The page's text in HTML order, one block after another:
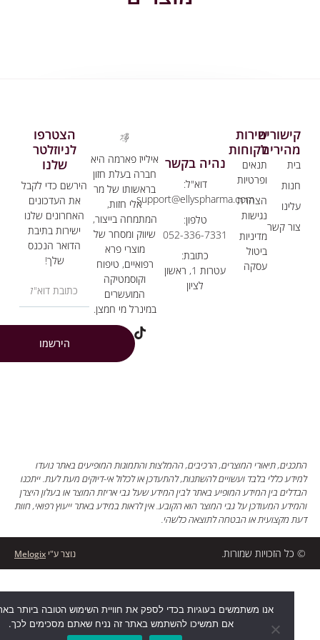
אילייז פארמה היא
חברה בעלת חזון
בראשותו של מר
אלי חזות,
המתמחה בייצור,
שיווק ומסחר של
מוצרי פרא
רפואיים, טיפוח
וקוסמטיקה
המועשרים
במינרל מי חמצן.
שירות
לקוחות
תנאים
ופרטיות
הצהרת
מדיניות
קשר
נהיה בקשר
support@ellyspharma.com
052-336-7331
כתובת:
עטרות 1, ראשון
הצטרפו
לניוזלטר
שלנו
הירשם כדי לקבל
את העדכונים
האחרונים שלנו
ישירות בתיבת
הדואר הנכנס
הירשמו
תיאורי המוצרים, הרכיבים, ההמלצות והתמונות המופיעים באתר נועדו
כללי בלבד ועשויים להשתנות, להתעדכן או לכלול אי-דיוקים מעת לעת. ייתכנו
בין המידע המופיע באתר לבין המידע שעל גבי אריזת המוצר או בעלון היצרן
המעודכן על גבי המוצר הוא הקובע. אין לראות במידע באתר ייעוץ רפואי, חוות
מקצועית או הבטחה לתוצאה כלשהי.
הזכויות שמורות. נוצר ע"יMelogix
אנו משתמשים בעוגיות בכדי לספק את חוויית השימוש הטובה ביותר באתר
אם תמשיכו להשתמש באתר זה נניח שאתם מסכימים לכך.
דברו איתנו